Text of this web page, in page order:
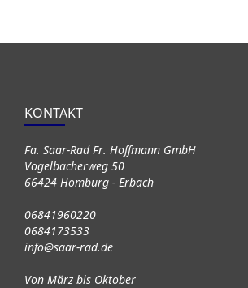
KONTAKT
Fa. Saar-Rad Fr. Hoffmann GmbH
Vogelbacherweg 50
66424 Homburg - Erbach
06841960220
0684173533
info@saar-rad.de
Von März bis Oktober